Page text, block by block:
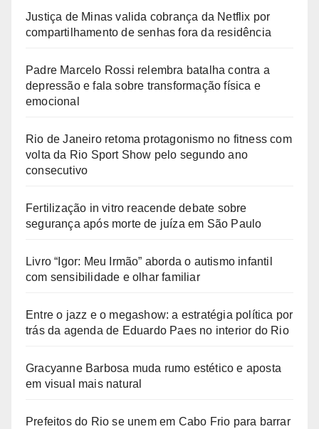
Justiça de Minas valida cobrança da Netflix por
compartilhamento de senhas fora da residência
Padre Marcelo Rossi relembra batalha contra a
depressão e fala sobre transformação física e
emocional
Rio de Janeiro retoma protagonismo no fitness com
volta da Rio Sport Show pelo segundo ano
consecutivo
Fertilização in vitro reacende debate sobre
segurança após morte de juíza em São Paulo
Livro “Igor: Meu Irmão” aborda o autismo infantil
com sensibilidade e olhar familiar
Entre o jazz e o megashow: a estratégia política por
trás da agenda de Eduardo Paes no interior do Rio
Gracyanne Barbosa muda rumo estético e aposta
em visual mais natural
Prefeitos do Rio se unem em Cabo Frio para barrar